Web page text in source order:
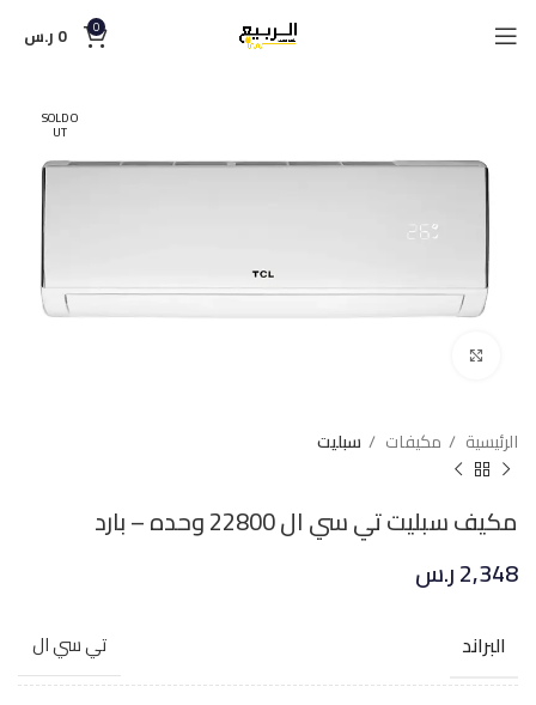
0
0 ر.س
SOLD O
UT
الرئيسية مكيفات سبليت
مكيف سبليت تي سي ال 22800 وحده – بارد
2,348ر.س
البراند تي سي ال